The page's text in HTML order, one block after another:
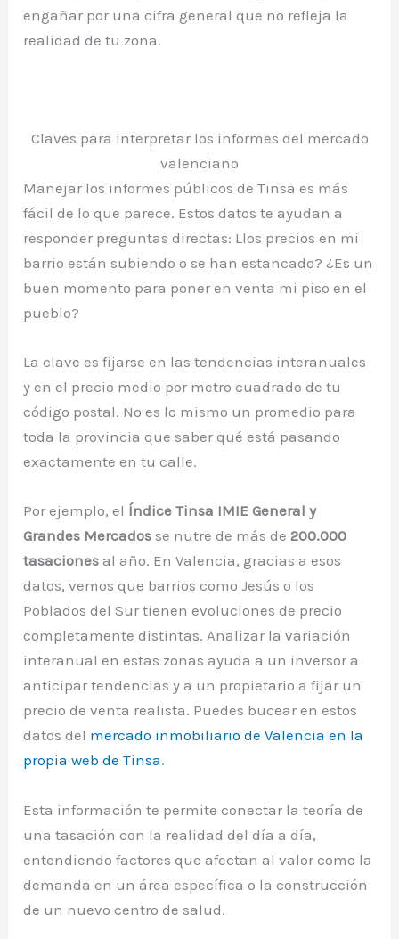
engañar por una cifra general que no refleja la
realidad de tu zona.
Claves para interpretar los informes del mercado
valenciano
Manejar los informes públicos de Tinsa es más
fácil de lo que parece. Estos datos te ayudan a
responder preguntas directas: Llos precios en mi
barrio están subiendo o se han estancado? ¿Es un
buen momento para poner en venta mi piso en el
pueblo?
La clave es fijarse en las tendencias interanuales
y en el precio medio por metro cuadrado de tu
código postal. No es lo mismo un promedio para
toda la provincia que saber qué está pasando
exactamente en tu calle.
Por ejemplo, el Índice Tinsa IMIE General y
Grandes Mercados se nutre de más de200.000
tasaciones al año. En Valencia, gracias a esos
datos, vemos que barrios como Jesús o los
Poblados del Sur tienen evoluciones de precio
completamente distintas. Analizar la variación
interanual en estas zonas ayuda a un inversor a
anticipar tendencias y a un propietario a fijar un
precio de venta realista. Puedes bucear en estos
datos del mercado inmobiliario de Valencia en la
propia web de Tinsa.
Esta información te permite conectar la teoría de
una tasación con la realidad del día a día,
entendiendo factores que afectan al valor como la
demanda en un área específica o la construcción
de un nuevo centro de salud.